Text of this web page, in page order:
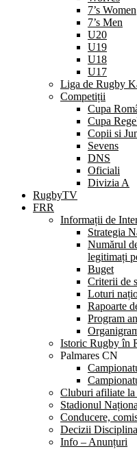
7’s Women
7’s Men
U20
U19
U18
U17
Liga de Rugby
Competiții
Cupa
Cupa
Copii si
Sevens
DNS
Oficiali
Divizia A
RugbyTV
FRR
Informații de
Strategia
Numărul
legitimați
Buget
Criterii de
Loturi
Rapoarte
Program
Istoric Rugby în
Palmares CN
Cluburi afiliate la
Stadionul
Conducere,
Decizii
Info – Anunțuri